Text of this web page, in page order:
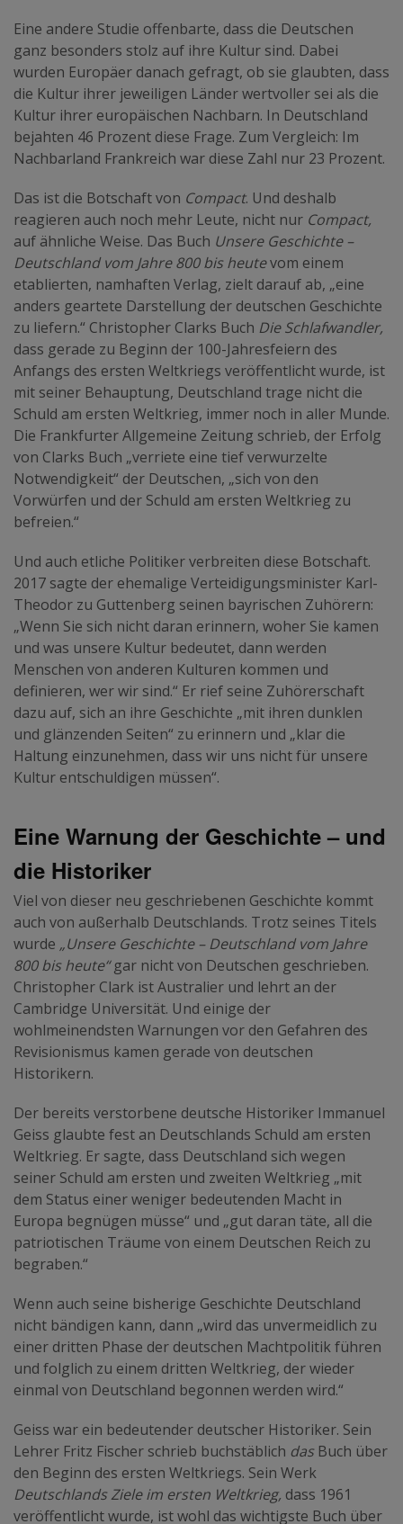
Eine andere Studie offenbarte, dass die Deutschen
ganz besonders stolz auf ihre Kultur sind. Dabei
wurden Europäer danach gefragt, ob sie glaubten, dass
die Kultur ihrer jeweiligen Länder wertvoller sei als die
Kultur ihrer europäischen Nachbarn. In Deutschland
bejahten 46 Prozent diese Frage. Zum Vergleich: Im
Nachbarland Frankreich war diese Zahl nur 23 Prozent.
Das ist die Botschaft von Compact. Und deshalb
reagieren auch noch mehr Leute, nicht nur Compact,
auf ähnliche Weise. Das Buch Unsere Geschichte –
Deutschland vom Jahre 800 bis heutevom einem
etablierten, namhaften Verlag, zielt darauf ab, „eine
anders geartete Darstellung der deutschen Geschichte
zu liefern.“ Christopher Clarks Buch Die Schlafwandler,
dass gerade zu Beginn der 100-Jahresfeiern des
Anfangs des ersten Weltkriegs veröffentlicht wurde, ist
mit seiner Behauptung, Deutschland trage nicht die
Schuld am ersten Weltkrieg, immer noch in aller Munde.
Die Frankfurter Allgemeine Zeitung schrieb, der Erfolg
von Clarks Buch „verriete eine tief verwurzelte
Notwendigkeit“ der Deutschen, „sich von den
Vorwürfen und der Schuld am ersten Weltkrieg zu
befreien.“
Und auch etliche Politiker verbreiten diese Botschaft.
2017 sagte der ehemalige Verteidigungsminister Karl-
Theodor zu Guttenberg seinen bayrischen Zuhörern:
„Wenn Sie sich nicht daran erinnern, woher Sie kamen
und was unsere Kultur bedeutet, dann werden
Menschen von anderen Kulturen kommen und
definieren, wer wir sind.“ Er rief seine Zuhörerschaft
dazu auf, sich an ihre Geschichte „mit ihren dunklen
und glänzenden Seiten“ zu erinnern und „klar die
Haltung einzunehmen, dass wir uns nicht für unsere
Kultur entschuldigen müssen“.
Eine Warnung der Geschichte – und
die Historiker
Viel von dieser neu geschriebenen Geschichte kommt
auch von außerhalb Deutschlands. Trotz seines Titels
wurde „Unsere Geschichte – Deutschland vom Jahre
800 bis heute“gar nicht von Deutschen geschrieben.
Christopher Clark ist Australier und lehrt an der
Cambridge Universität. Und einige der
wohlmeinendsten Warnungen vor den Gefahren des
Revisionismus kamen gerade von deutschen
Historikern.
Der bereits verstorbene deutsche Historiker Immanuel
Geiss glaubte fest an Deutschlands Schuld am ersten
Weltkrieg. Er sagte, dass Deutschland sich wegen
seiner Schuld am ersten und zweiten Weltkrieg „mit
dem Status einer weniger bedeutenden Macht in
Europa begnügen müsse“ und „gut daran täte, all die
patriotischen Träume von einem Deutschen Reich zu
begraben.“
Wenn auch seine bisherige Geschichte Deutschland
nicht bändigen kann, dann „wird das unvermeidlich zu
einer dritten Phase der deutschen Machtpolitik führen
und folglich zu einem dritten Weltkrieg, der wieder
einmal von Deutschland begonnen werden wird.“
Geiss war ein bedeutender deutscher Historiker. Sein
Lehrer Fritz Fischer schrieb buchstäblich dasBuch über
den Beginn des ersten Weltkriegs. Sein Werk
Deutschlands Ziele im ersten Weltkrieg, dass 1961
veröffentlicht wurde, ist wohl das wichtigste Buch über